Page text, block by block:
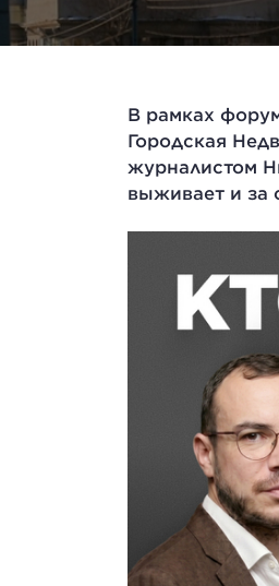
В рамках
Городская
журналистом
выживает и за